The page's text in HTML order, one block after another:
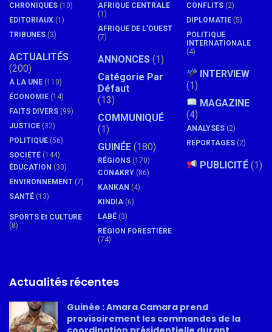
CHRONIQUES (10)
ÉDITORIAUX (1)
TRIBUNES (3)
ACTUALITÉS
(200)
À LA UNE (110)
ÉCONOMIE (14)
FAITS DIVERS (99)
JUSTICE (32)
POLITIQUE (56)
SOCIÉTÉ (144)
ÉDUCATION (30)
ENVIRONNEMENT (7)
SANTÉ (13)
SPORTS Et CULTURE
(8)
AFRIQUE CENTRALE
(1)
AFRIQUE DE L'OUEST
(7)
ANNONCES (1)
Catégorie Par
Défaut
(13)
COMMUNIQUÉ
(1)
GUINÉE (180)
RÉGIONS (170)
CONAKRY (86)
KANKAN (4)
KINDIA (6)
LABÉ (3)
RÉGION FORESTIÈRE
(74)
CONFLITS (2)
DIPLOMATIE (5)
POLITIQUE
INTERNATIONALE
(4)
INTERVIEW
(1)
MAGAZINE
(4)
ANALYSES (2)
REPORTAGES (2)
PUBLICITÉ (1)
Actualités récentes
Guinée : Amara Camara prend
provisoirement les commandes de la